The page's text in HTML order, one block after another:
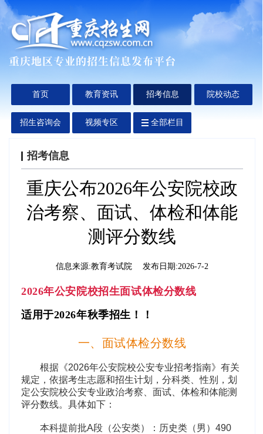
首页 教育资讯 招考信息 院校动态
招生咨询会 视频专区 全部栏目
招考信息
重庆公布2026年公安院校政
治考察、面试、体检和体能
测评分数线
信息来源:教育考试院 发布日期:2026-7-2
2026年公安院校招生面试体检分数线
适用于2026年秋季招生 ！！
一、面试体检分数线
根据《2026年公安院校公安专业招考指南》有关
规定，依据考生志愿和招生计划，分科类、性别，划
定公安院校公安专业政治考察、面试、体检和体能测
评分数线。具体如下：
本科提前批A段（公安类）：历史类（男）490